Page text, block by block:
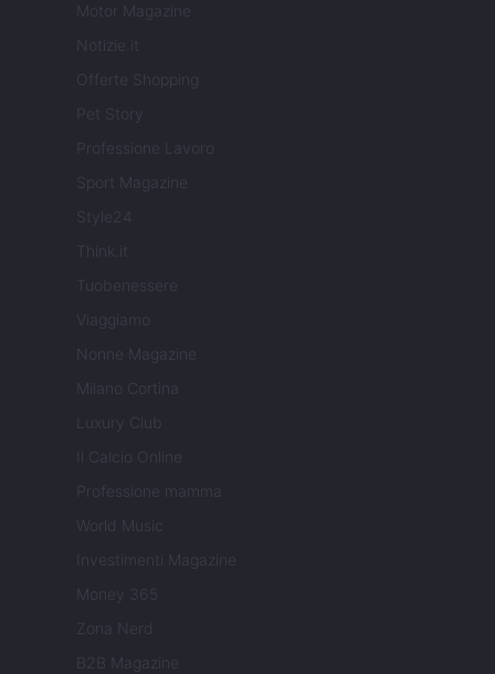
Motor Magazine
Notizie.it
Offerte Shopping
Pet Story
Professione Lavoro
Sport Magazine
Style24
Think.it
Tuobenessere
Viaggiamo
Nonne Magazine
Milano Cortina
Luxury Club
Il Calcio Online
Professione mamma
World Music
Investimenti Magazine
Money 365
Zona Nerd
B2B Magazine